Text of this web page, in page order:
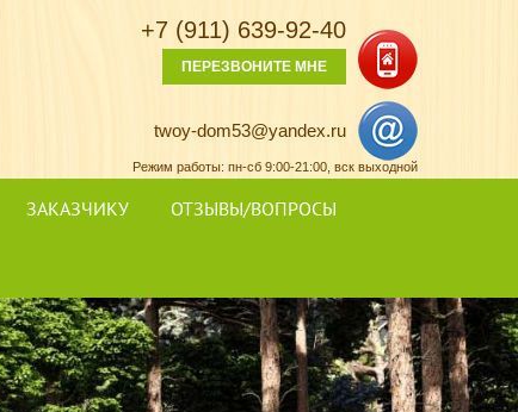
+7 (911) 639-92-40
ПЕРЕЗВОНИТЕ МНЕ
twoy-dom53@yandex.ru
Режим работы: пн-сб 9:00-21:00 , вск выходной
ЗАКАЗЧИКУ ОТЗЫВЫ/ВОПРОСЫ